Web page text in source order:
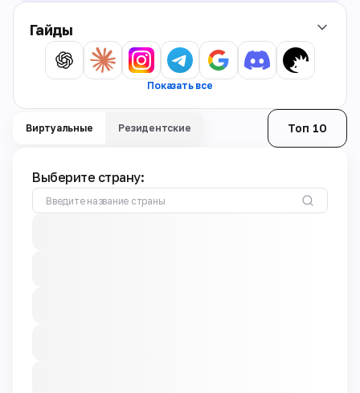
Гайды
Показать все
Виртуальные Резидентские Топ 10
Выберите страну: